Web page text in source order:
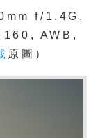
f/1.4G ,
AWB,
原圖）